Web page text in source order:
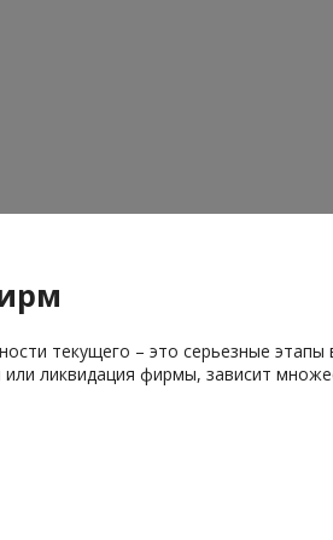
текущего – это серьезные
ликвидация фирмы, зависит